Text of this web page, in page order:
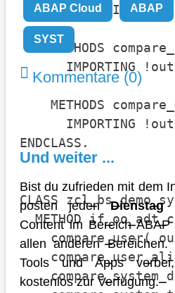
IMPORTING !out
METHODS
IMPORTING !out
METHODS
IMPORTING !out
ENDCLASS.
CLASS
METHOD
compare_user(
ABAP Cloud ABAP
SYST
Kommentare (0)
Und weiter ...
Bist du zufrieden mit dem
posten jedenDienstag
Content im Bereich
allen anderen
Tools und Apps
kostenlos zur Verfügung.